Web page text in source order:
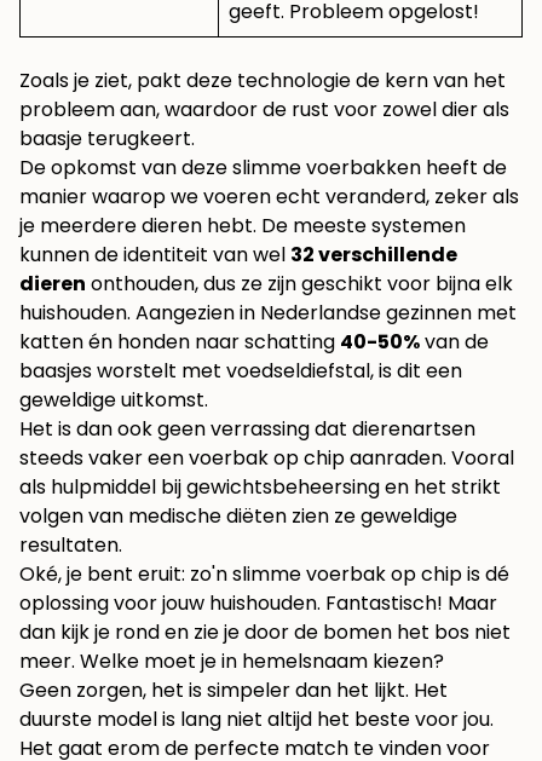
geeft. Probleem opgelost!
Zoals je ziet, pakt deze technologie de kern van het
probleem aan, waardoor de rust voor zowel dier als
baasje terugkeert.
De opkomst van deze slimme voerbakken heeft de
manier waarop we voeren echt veranderd, zeker als
je meerdere dieren hebt. De meeste systemen
kunnen de identiteit van wel 32 verschillende
dieren onthouden, dus ze zijn geschikt voor bijna elk
huishouden. Aangezien in Nederlandse gezinnen met
katten én honden naar schatting 40-50%van de
baasjes worstelt met voedseldiefstal, is dit een
geweldige uitkomst.
Het is dan ook geen verrassing dat dierenartsen
steeds vaker een voerbak op chip aanraden. Vooral
als hulpmiddel bij gewichtsbeheersing en het strikt
volgen van medische diëten zien ze geweldige
resultaten.
Oké, je bent eruit: zo'n slimme voerbak op chip is dé
oplossing voor jouw huishouden. Fantastisch! Maar
dan kijk je rond en zie je door de bomen het bos niet
meer. Welke moet je in hemelsnaam kiezen?
Geen zorgen, het is simpeler dan het lijkt. Het
duurste model is lang niet altijd het beste voor jou.
Het gaat erom de perfecte match te vinden voor